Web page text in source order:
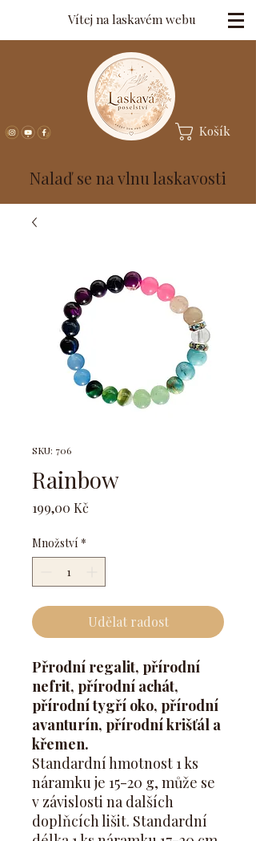
Vítej na laskavém webu
Košík
Nalaď se na vlnu laskavosti
SKU: 706
Rainbow
199,00 Kč
Množství *
Udělat radost
Přrodní regalit, přírodní
nefrit, přírodní achát,
přírodní tygří oko, přírodní
avanturín, přírodní krišťál a
křemen.
Standardní hmotnost 1 ks
náramku je 15-20 g, může se
v závislosti na dalších
doplňcích lišit. Standardní